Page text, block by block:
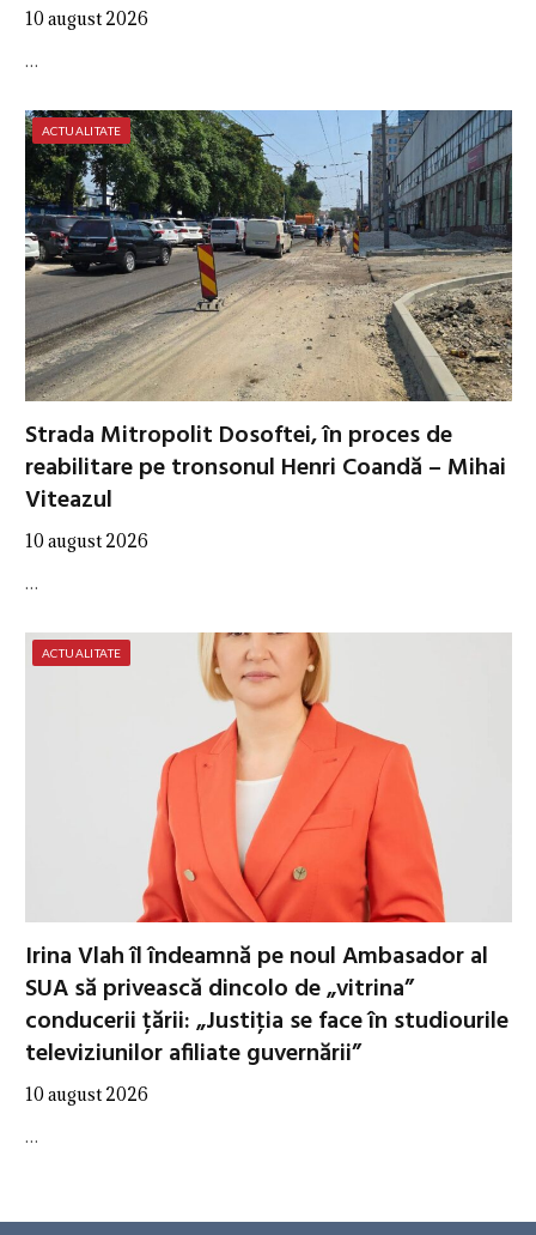
10 august 2026
…
ACTUALITATE
Strada Mitropolit Dosoftei, în proces de
reabilitare pe tronsonul Henri Coandă – Mihai
Viteazul
10 august 2026
…
ACTUALITATE
Irina Vlah îl îndeamnă pe noul Ambasador al
SUA să privească dincolo de „vitrina”
conducerii țării: „Justiţia se face în studiourile
televiziunilor afiliate guvernării”
10 august 2026
…